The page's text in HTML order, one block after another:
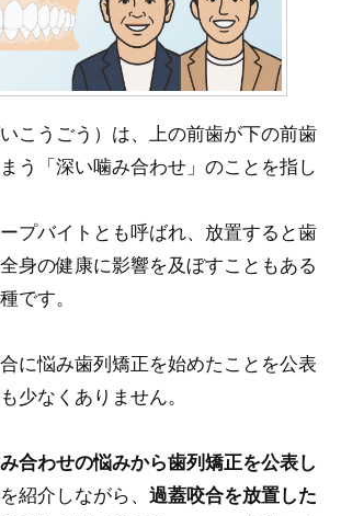
こうごう）は、上の前歯が下の前歯
う「深い噛み合わせ」のことを指し
プバイトとも呼ばれ、放置すると歯
身の健康に影響を及ぼすこともある
です。
に悩み歯列矯正を始めたことを公表
少なくありません。
合わせの悩みから歯列矯正を公表し
を紹介しながら、 過蓋咬合を放置した